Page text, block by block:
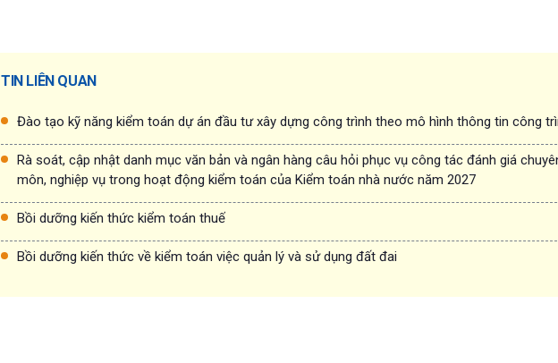
TIN LIÊN QUAN
Đào tạo kỹ năng kiểm toán dự án đầu tư xây dựng công trình theo mô hình thông tin công
Rà soát, cập nhật danh mục văn bản và ngân hàng câu hỏi phục vụ công tác đánh giá
môn, nghiệp vụ trong hoạt động kiểm toán của Kiểm toán nhà nước năm 2027
Bồi dưỡng kiến thức kiểm toán thuế
Bồi dưỡng kiến thức về kiểm toán việc quản lý và sử dụng đất đai